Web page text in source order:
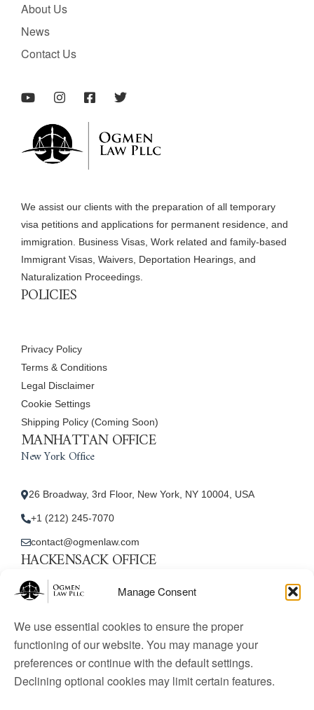
Manage Consent
We use essential cookies to ensure the proper
functioning of our website. You may manage your
preferences or continue with the default settings.
Declining optional cookies may limit certain features.
About Us
News
Contact Us
We assist our clients with the preparation of all temporary
visa petitions and applications for permanent residence, and
immigration. Business Visas, Work related and family-based
Immigrant Visas, Waivers, Deportation Hearings, and
Naturalization Proceedings.
POLICIES
Privacy Policy
Terms & Conditions
Legal Disclaimer
Cookie Settings
Shipping Policy (Coming Soon)
MANHATTAN OFFICE
New York Office
26 Broadway, 3rd Floor, New York, NY 10004, USA
+1 (212) 245-7070
contact@ogmenlaw.com
HACKENSACK OFFICE
New Jersey Office
contact@ogmenlaw.com